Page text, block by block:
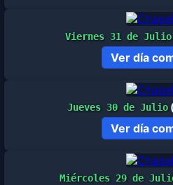
Viernes 31 de Julio
Ver día
Jueves 30 de Julio
Ver día
Miércoles 29 de